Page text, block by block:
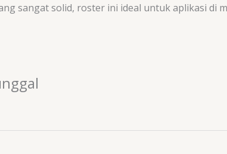
sangat solid, roster ini ideal untuk aplikasi di